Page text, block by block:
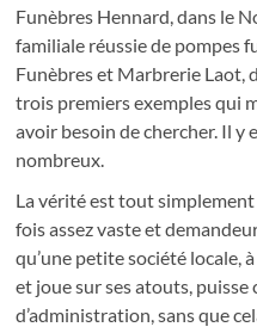
Funèbres Hennard, dans le
familiale réussie de pompes
Funèbres et Marbrerie Laot,
trois premiers exemples qui
avoir besoin de chercher. Il y
nombreux.
La vérité est tout
fois assez vaste et
qu’une petite société locale,
et joue sur ses atouts, puisse
d’administration, sans que